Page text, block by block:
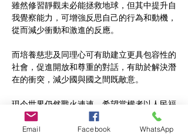
Previous
雖然修習靜觀未必能拯救地球，但其中提升自
我覺察能力，可增強反思自己的行為和動機，
從而減少衝動和激進的反應。
而培養慈悲及同理心可有助建立更具包容性的
社會，促進開放和尊重的對話，有助於解決潛
在的衝突，減少國與國之間既敵意。
現今世界仍然戰火連連，希望當權者以人民福
祉為先，以愛為世人真正的和平及平安努力。
Email Facebook WhatsApp